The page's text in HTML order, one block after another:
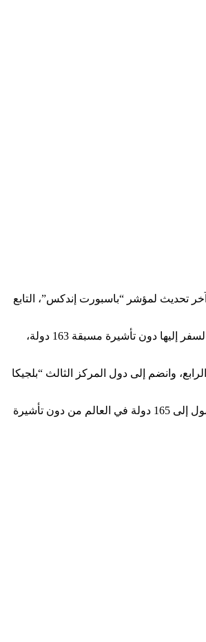
المطار، بحسب آخر تحديث لمؤشر “باسبورت إندكس”، التابع
وبحسب موقع “Passport Index”، يسمح جواز السفر الإماراتي لحامله بالسفر إلى 113 دولة دون تأشيرة و50 دولة بتأشيرة عند الوصول، ليصبح عدد الدول التي يمكن السفر إليها دون تأشيرة مسبقة 163 دولة،
وانضم إلى دول المركز الثالث “بلجيكا
وبحسب “باسبورت إندكس”، يفصل جواز السفر الإماراتي عن جوازي ألمانيا وسنغافورة، اللذين يحتلان المركز الأول عالمياً، حصول الإمارات على إعفاء دولتين، للوصول إلى 165 دولة في العالم من دون تأشيرة